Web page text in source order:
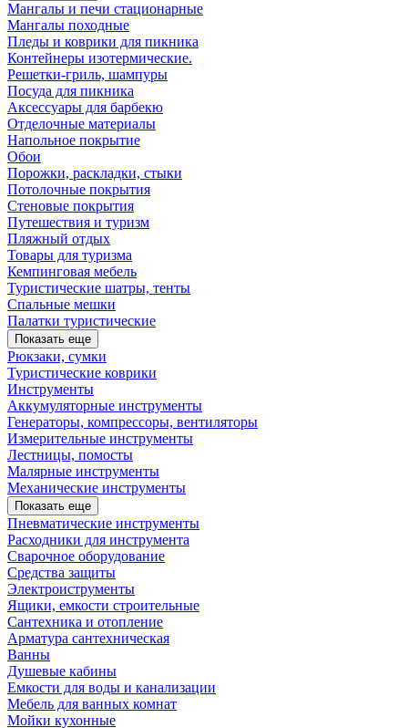
Мангалы и печи стационарные
Мангалы походные
Пледы и коврики для пикника
Контейнеры изотермические.
Решетки-гриль, шампуры
Посуда для пикника
Аксессуары для барбекю
Отделочные материалы
Напольное покрытие
Обои
Порожки, раскладки, стыки
Потолочные покрытия
Стеновые покрытия
Путешествия и туризм
Пляжный отдых
Товары для туризма
Кемпинговая мебель
Туристические шатры, тенты
Спальные мешки
Палатки туристические
Показать еще
Рюкзаки, сумки
Туристические коврики
Инструменты
Аккумуляторные инструменты
Генераторы, компрессоры, вентиляторы
Измерительные инструменты
Лестницы, помосты
Малярные инструменты
Механические инструменты
Показать еще
Пневматические инструменты
Расходники для инструмента
Сварочное оборудование
Средства защиты
Электроиструменты
Ящики, емкости строительные
Сантехника и отопление
Арматура сантехническая
Ванны
Душевые кабины
Емкости для воды и канализации
Мебель для ванных комнат
Мойки кухонные